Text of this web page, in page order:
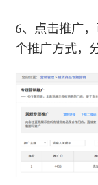
6、点击推广
个推广方式，